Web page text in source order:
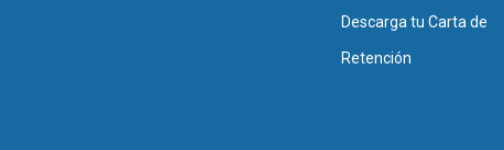
Descarga tu Carta de
Retención